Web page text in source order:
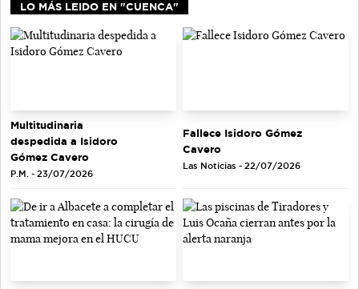
LO MÁS LEIDO EN "CUENCA"
Multitudinaria
despedida a Isidoro
Gómez Cavero
P.M. - 23/07/2026
Fallece Isidoro Gómez
Cavero
Las Noticias - 22/07/2026